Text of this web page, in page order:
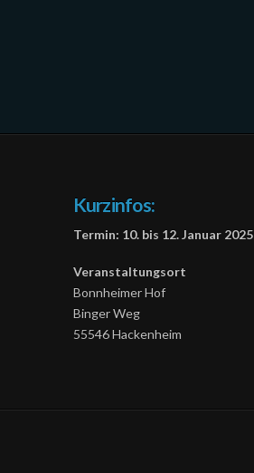
Kurzinfos:
Termin: 10. bis 12. Januar 2025
Veranstaltungsort
Bonnheimer Hof
Binger Weg
55546 Hackenheim